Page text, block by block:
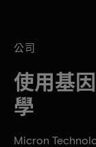
公司
使用基
學
Micron